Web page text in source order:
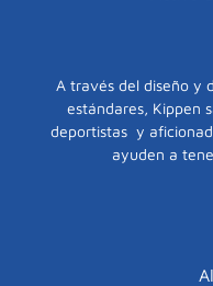
A través del diseño y
estándares, Kippen
deportistas y
ayuden a